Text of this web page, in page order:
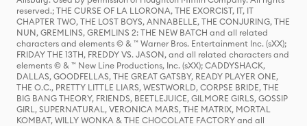
reserved.; THE CURSE OF LA LLORONA, THE EXORCIST, IT, IT
CHAPTER TWO, THE LOST BOYS, ANNABELLE, THE CONJURING, THE
NUN, GREMLINS, GREMLINS 2: THE NEW BATCH and all related
characters and elements © & ™ Warner Bros. Entertainment Inc. (sXX);
FRIDAY THE 13TH, FREDDY VS. JASON, and all related characters and
elements © & ™ New Line Productions, Inc. (sXX); CADDYSHACK,
DALLAS, GOODFELLAS, THE GREAT GATSBY, READY PLAYER ONE,
THE O.C., PRETTY LITTLE LIARS, WESTWORLD, CORPSE BRIDE, THE
BIG BANG THEORY, FRIENDS, BEETLEJUICE, GILMORE GIRLS, GOSSIP
GIRL, SUPERNATURAL, VERONICA MARS, THE MATRIX, MORTAL
KOMBAT, WILLY WONKA & THE CHOCOLATE FACTORY and all